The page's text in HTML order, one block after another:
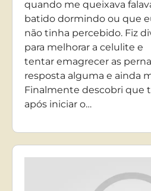
quando me queixava
batido dormindo ou que
não tinha percebido. Fiz
para melhorar a celulite e
tentar emagrecer as
resposta alguma e ainda
Finalmente descobri que
após iniciar o…